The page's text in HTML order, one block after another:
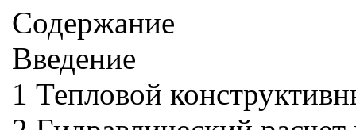
Содержание
Введение
1 Тепловой